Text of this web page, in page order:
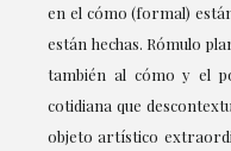
en el cómo (formal)
están hechas. Rómulo
también al cómo y el
cotidiana que
objeto artístico